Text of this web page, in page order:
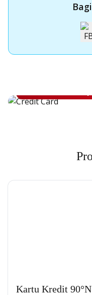
Apply Kartu
Kartu Kredit 90°N